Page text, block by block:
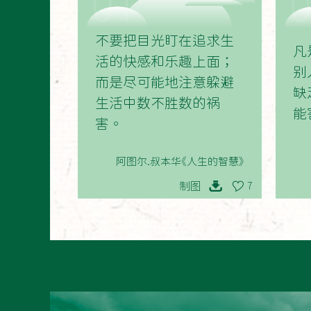
不要把目光盯在追求生
活的快感和乐趣上面；
而是尽可能地注意躲避
生活中数不胜数的祸
害。
阿图尔.叔本华《人生的智慧》
制图 7
别
缺
能